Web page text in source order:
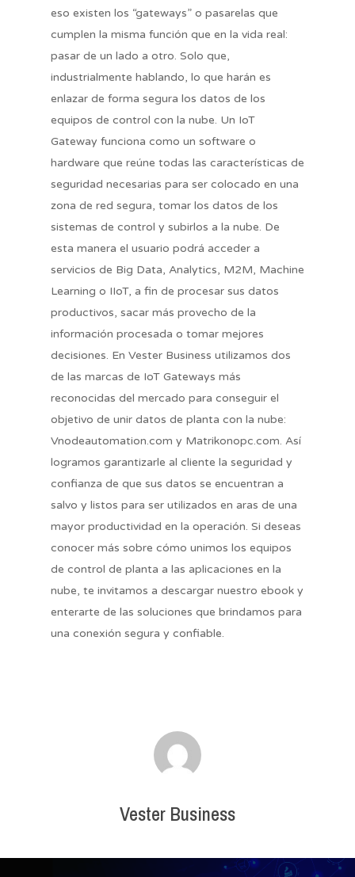
eso existen los “gateways” o pasarelas que
cumplen la misma función que en la vida real:
pasar de un lado a otro. Solo que,
industrialmente hablando, lo que harán es
enlazar de forma segura los datos de los
equipos de control con la nube. Un IoT
Gateway funciona como un software o
hardware que reúne todas las características de
seguridad necesarias para ser colocado en una
zona de red segura, tomar los datos de los
sistemas de control y subirlos a la nube. De
esta manera el usuario podrá acceder a
servicios de Big Data, Analytics, M2M, Machine
Learning o IIoT, a fin de procesar sus datos
productivos, sacar más provecho de la
información procesada o tomar mejores
decisiones. En Vester Business utilizamos dos
de las marcas de IoT Gateways más
reconocidas del mercado para conseguir el
objetivo de unir datos de planta con la nube:
Vnodeautomation.com y Matrikonopc.com. Así
logramos garantizarle al cliente la seguridad y
confianza de que sus datos se encuentran a
salvo y listos para ser utilizados en aras de una
mayor productividad en la operación. Si deseas
conocer más sobre cómo unimos los equipos
de control de planta a las aplicaciones en la
nube, te invitamos a descargar nuestro ebook y
enterarte de las soluciones que brindamos para
una conexión segura y confiable.
Vester Business
Nosotros
Metodología
Nuestras marcas
Biblioteca
Glosario
Nombre completo
Email de empresa
privacidadpara recibir información de